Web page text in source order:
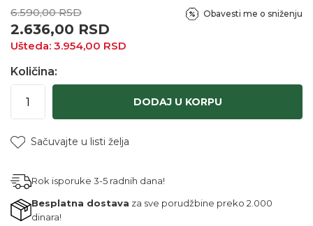
6.590,00 RSD
2.636,00 RSD
Ušteda: 3.954,00 RSD
Obavesti me o sniženju
Količina:
DODAJ U KORPU
Sačuvajte u listi želja
Rok isporuke 3-5 radnih dana!
Besplatna dostava za sve porudžbine preko 2.000
dinara!